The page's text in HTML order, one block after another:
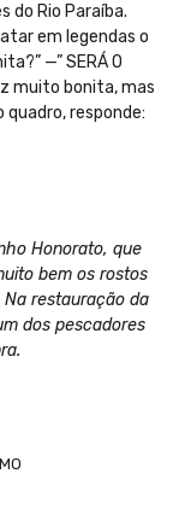
do Rio Paraíba.
em legendas o
—” SERÁ O
muito bonita, mas
quadro, responde:
Honorato, que
bem os rostos
restauração da
dos pescadores